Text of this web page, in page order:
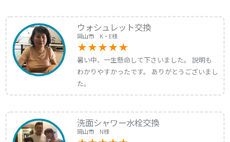
ウォシュレット交換
岡山市 K・E様
暑い中、一生懸命して下さいました。 説明も
わかりやすかったです。 ありがとうございまし
た。
洗面シャワー水栓交換
岡山市 N様